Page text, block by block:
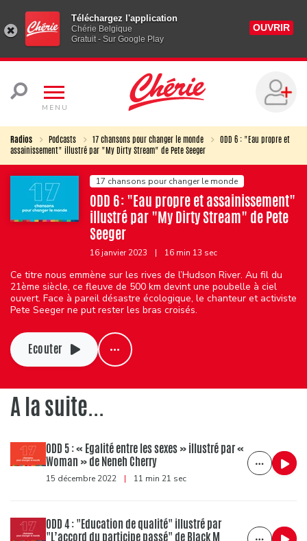
Téléchargez l'application
Chérie Belgique
Gratuit - Sur Google Play
OUVRIR
MENU
Radios Podcasts 17 chansons pour changer le monde
ODD 6 : "Eau propre et
assainissement" illustré par "My Dirty Stream" de Pete Seeger
17 chansons pour changer le monde
ODD 6 : "Eau propre et assainissement"
illustré par "My Dirty Stream" de Pete
Seeger
16 janvier 2023 | 16 min 13 sec
Ce titre nous emmène sur les rives de l’Hudson River. Au fil du
21ème siècle, ce fleuve de 500 km devint une poubelle à ciel
ouvert. Face à pareil désastre écologique, le chanteur et activiste
Pete Seeger ne put rester les bras croisés.
Ecouter
A la suite...
ODD 5 : « Egalité entre les sexes » illustré par «
Woman » de Neneh Cherry
15 décembre 2022 | 11 min 21 sec
ODD 4 : "Education de qualité" illustré par
"L’accord du participe passé" de Black M